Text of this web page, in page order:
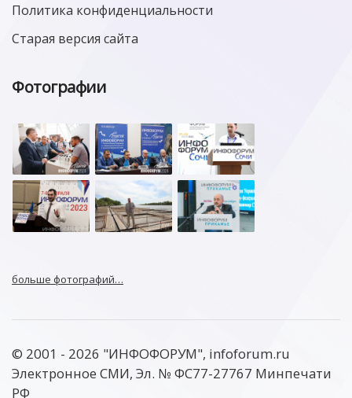
Политика конфиденциальности
Старая версия сайта
Фотографии
больше фотографий…
© 2001 - 2026 "ИНФОФОРУМ", infoforum.ru
Электронное СМИ, Эл. № ФС77-27767 Минпечати
РФ